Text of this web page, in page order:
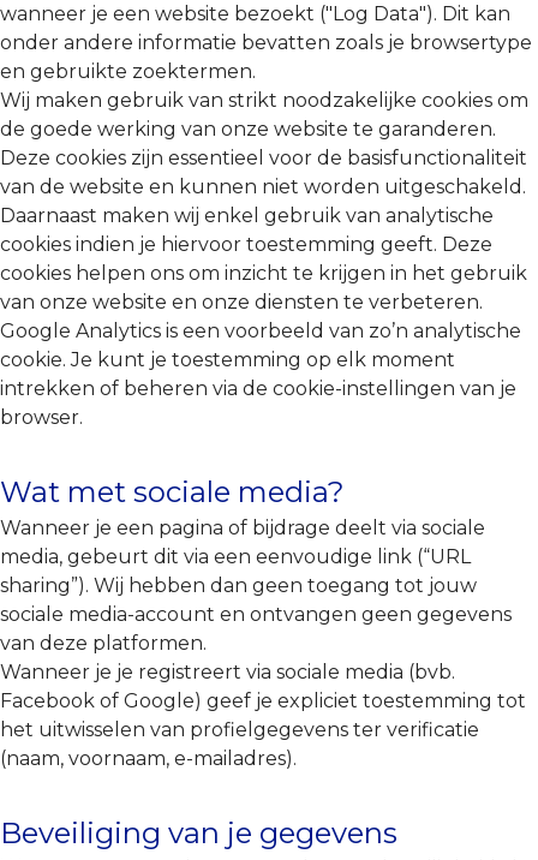
wanneer je een website bezoekt ("Log Data"). Dit kan
onder andere informatie bevatten zoals je browsertype
en gebruikte zoektermen.
Wij maken gebruik van strikt noodzakelijke cookies om
de goede werking van onze website te garanderen.
Deze cookies zijn essentieel voor de basisfunctionaliteit
van de website en kunnen niet worden uitgeschakeld.
Daarnaast maken wij enkel gebruik van analytische
cookies indien je hiervoor toestemming geeft. Deze
cookies helpen ons om inzicht te krijgen in het gebruik
van onze website en onze diensten te verbeteren.
Google Analytics is een voorbeeld van zo’n analytische
cookie. Je kunt je toestemming op elk moment
intrekken of beheren via de cookie-instellingen van je
browser.
Wat met sociale media?
Wanneer je een pagina of bijdrage deelt via sociale
media, gebeurt dit via een eenvoudige link (“URL
sharing”). Wij hebben dan geen toegang tot jouw
sociale media-account en ontvangen geen gegevens
van deze platformen.
Wanneer je je registreert via sociale media (bvb.
Facebook of Google) geef je expliciet toestemming tot
het uitwisselen van profielgegevens ter verificatie
(naam, voornaam, e-mailadres).
Beveiliging van je gegevens